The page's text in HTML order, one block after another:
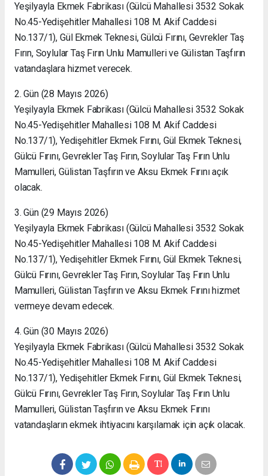
Yeşilyayla Ekmek Fabrikası (Gülcü Mahallesi 3532 Sokak
No.45-Yedişehitler Mahallesi 108 M. Akif Caddesi
No.137/1), Gül Ekmek Teknesi, Gülcü Fırını, Gevrekler Taş
Fırın, Soylular Taş Fırın Unlu Mamulleri ve Gülistan Taşfırın
vatandaşlara hizmet verecek.
2. Gün (28 Mayıs 2026)
Yeşilyayla Ekmek Fabrikası (Gülcü Mahallesi 3532 Sokak
No.45-Yedişehitler Mahallesi 108 M. Akif Caddesi
No.137/1), Yedişehitler Ekmek Fırını, Gül Ekmek Teknesi,
Gülcü Fırını, Gevrekler Taş Fırın, Soylular Taş Fırın Unlu
Mamulleri, Gülistan Taşfırın ve Aksu Ekmek Fırını açık
olacak.
3. Gün (29 Mayıs 2026)
Yeşilyayla Ekmek Fabrikası (Gülcü Mahallesi 3532 Sokak
No.45-Yedişehitler Mahallesi 108 M. Akif Caddesi
No.137/1), Yedişehitler Ekmek Fırını, Gül Ekmek Teknesi,
Gülcü Fırını, Gevrekler Taş Fırın, Soylular Taş Fırın Unlu
Mamulleri, Gülistan Taşfırın ve Aksu Ekmek Fırını hizmet
vermeye devam edecek.
4. Gün (30 Mayıs 2026)
Yeşilyayla Ekmek Fabrikası (Gülcü Mahallesi 3532 Sokak
No.45-Yedişehitler Mahallesi 108 M. Akif Caddesi
No.137/1), Yedişehitler Ekmek Fırını, Gül Ekmek Teknesi,
Gülcü Fırını, Gevrekler Taş Fırın, Soylular Taş Fırın Unlu
Mamulleri, Gülistan Taşfırın ve Aksu Ekmek Fırını
vatandaşların ekmek ihtiyacını karşılamak için açık olacak.